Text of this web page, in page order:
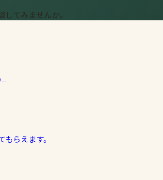
てみませんか。
らえます。